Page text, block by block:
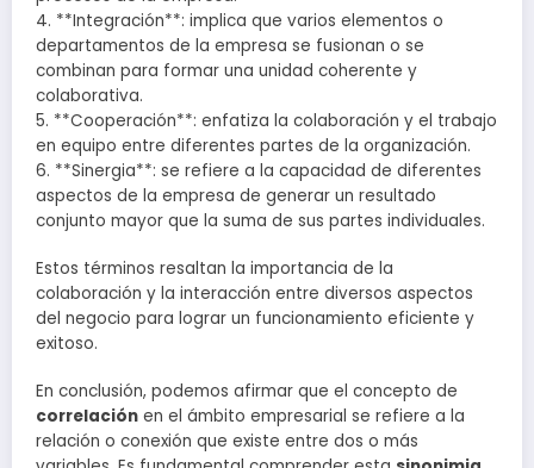
4. **Integración**: implica que varios elementos o
departamentos de la empresa se fusionan o se
combinan para formar una unidad coherente y
colaborativa.
5. **Cooperación**: enfatiza la colaboración y el trabajo
en equipo entre diferentes partes de la organización.
6. **Sinergia**: se refiere a la capacidad de diferentes
aspectos de la empresa de generar un resultado
conjunto mayor que la suma de sus partes individuales.
Estos términos resaltan la importancia de la
colaboración y la interacción entre diversos aspectos
del negocio para lograr un funcionamiento eficiente y
exitoso.
En conclusión, podemos afirmar que el concepto de
correlación en el ámbito empresarial se refiere a la
relación o conexión que existe entre dos o más